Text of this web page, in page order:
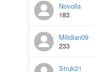
Novolla
183
Milidian09
233
Struk21